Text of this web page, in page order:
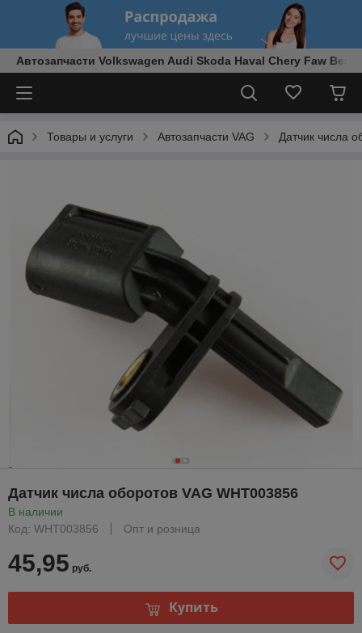
Автозапчасти Volkswagen Audi Skoda Haval Chery Faw
Товары и услуги Автозапчасти VAG Датчик числа
Датчик числа оборотов VAG WHT003856
В наличии
Код: WHT003856
Опт и розница
45,95 руб.
Купить